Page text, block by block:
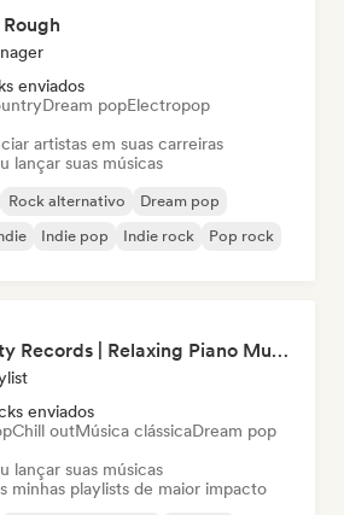
enviados
Dream popElectropop
artistas em suas carreiras
lançar suas músicas
Rock alternativo
Dream pop
Indie pop Indie rock Pop rock
Digitality Records | Relaxing Piano Music
enviados
Chill outMúsica clássicaDream pop
lançar suas músicas
minhas playlists de maior impacto